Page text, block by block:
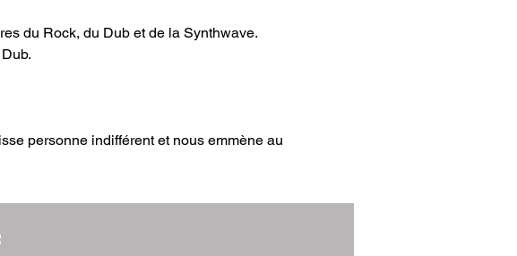
du Rock, du Dub et de la Synthwave.
personne indifférent et nous emmène au